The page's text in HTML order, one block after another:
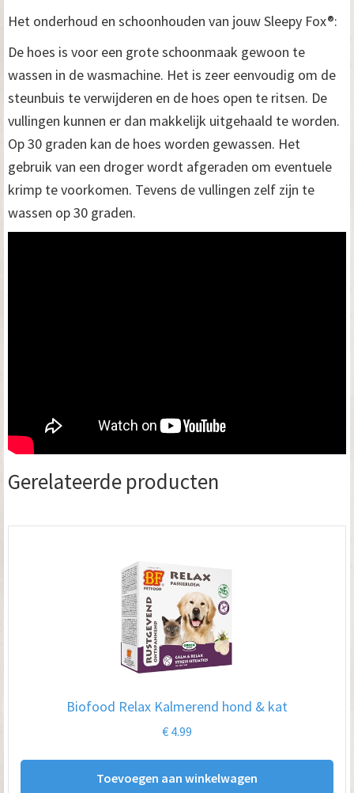
Het onderhoud en schoonhouden van jouw Sleepy Fox®:
De hoes is voor een grote schoonmaak gewoon te
wassen in de wasmachine. Het is zeer eenvoudig om de
steunbuis te verwijderen en de hoes open te ritsen. De
vullingen kunnen er dan makkelijk uitgehaald te worden.
Op 30 graden kan de hoes worden gewassen. Het
gebruik van een droger wordt afgeraden om eventuele
krimp te voorkomen. Tevens de vullingen zelf zijn te
wassen op 30 graden.
Gerelateerde producten
Biofood Relax Kalmerend hond & kat
€ 4.99
Toevoegen aan winkelwagen